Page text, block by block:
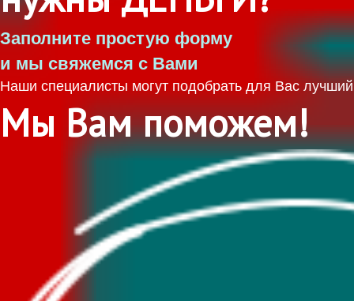
Заполните простую форму
и мы свяжемся с Вами
Наши специалисты могут подобрать для Вас
Мы Вам поможем!